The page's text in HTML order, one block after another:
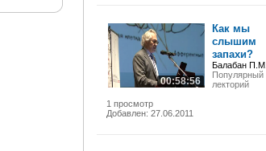
00:58:56
1 просмотр
Добавлен: 27.06.2011
Как мы
слышим
запахи?
Балабан П.М.
Популярный
лекторий